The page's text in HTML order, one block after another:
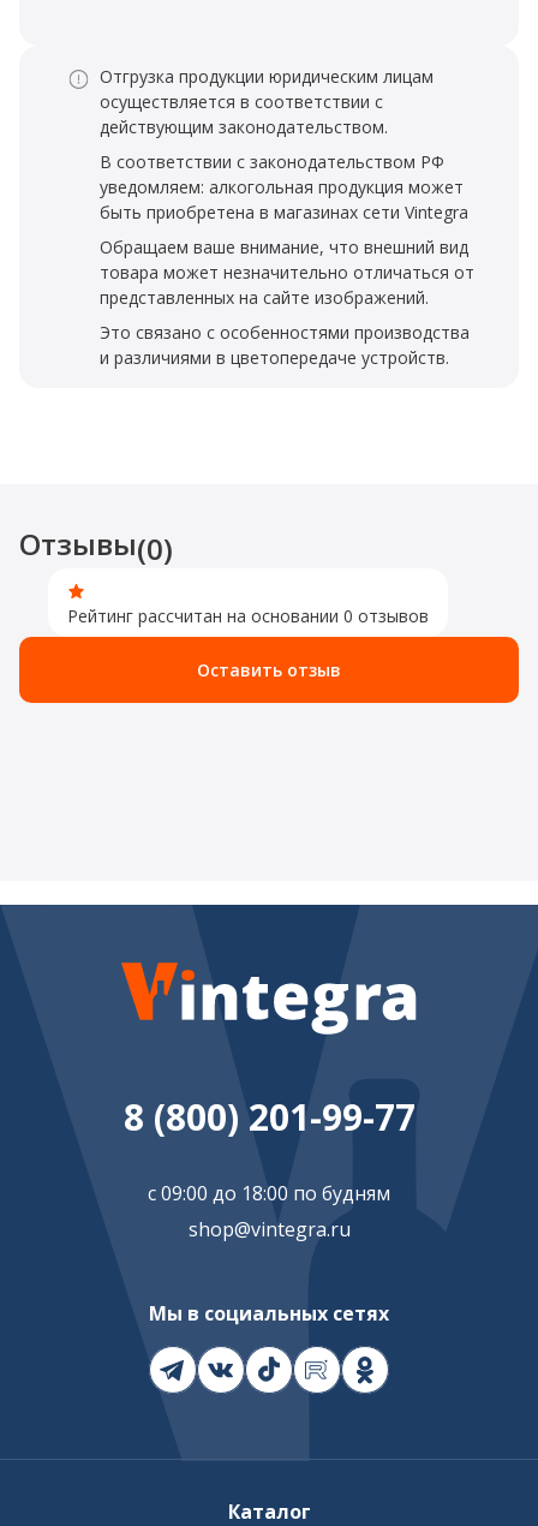
Отгрузка продукции юридическим лицам
осуществляется в соответствии с
действующим законодательством.
В соответствии с законодательством РФ
уведомляем: алкогольная продукция может
быть приобретена в магазинах сети Vintegra
Обращаем ваше внимание, что внешний вид
товара может незначительно отличаться от
представленных на сайте изображений.
Это связано с особенностями производства
и различиями в цветопередаче устройств.
Отзывы(0)
Рейтинг рассчитан на основании 0 отзывов
Оставить отзыв
8 (800) 201-99-77
с 09:00 до 18:00 по будням
shop@vintegra.ru
Мы в социальных сетях
Каталог